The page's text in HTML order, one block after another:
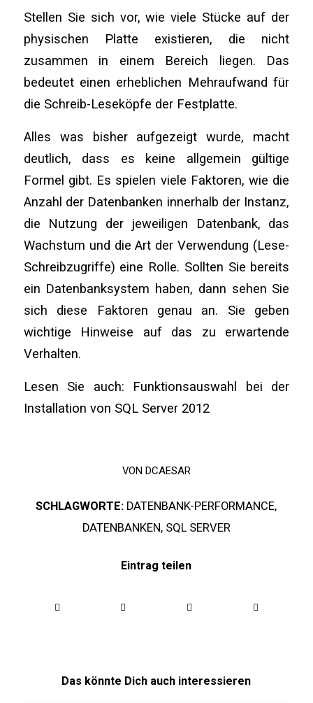
Stellen Sie sich vor, wie viele Stücke auf der
physischen Platte existieren, die nicht
zusammen in einem Bereich liegen. Das
bedeutet einen erheblichen Mehraufwand für
die Schreib-Leseköpfe der Festplatte.
Alles was bisher aufgezeigt wurde, macht
deutlich, dass es keine allgemein gültige
Formel gibt. Es spielen viele Faktoren, wie die
Anzahl der Datenbanken innerhalb der Instanz,
die Nutzung der jeweiligen Datenbank, das
Wachstum und die Art der Verwendung (Lese-
Schreibzugriffe) eine Rolle. Sollten Sie bereits
ein Datenbanksystem haben, dann sehen Sie
sich diese Faktoren genau an. Sie geben
wichtige Hinweise auf das zu erwartende
Verhalten.
Lesen Sie auch: Funktionsauswahl bei der
Installation von SQL Server 2012
VON DCAESAR
SCHLAGWORTE: DATENBANK-PERFORMANCE,
DATENBANKEN, SQL SERVER
Eintrag teilen
Das könnte Dich auch interessieren